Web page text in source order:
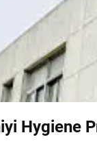
Hygiene